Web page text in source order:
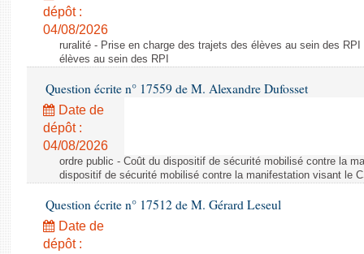
dépôt :
04/08/2026
ruralité - Prise en charge des trajets des élèves au sein des
élèves au sein des RPI
Question écrite n° 17559 de M. Alexandre Dufosset
Date de
dépôt :
04/08/2026
ordre public - Coût du dispositif de sécurité mobilisé contre la
dispositif de sécurité mobilisé contre la manifestation visant le
Question écrite n° 17512 de M. Gérard Leseul
Date de
dépôt :